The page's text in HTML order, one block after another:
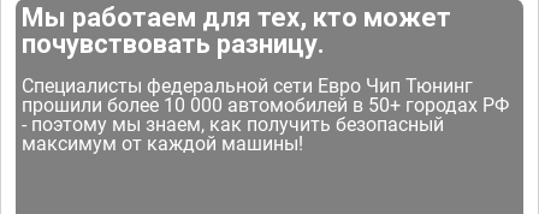
Мы работаем для тех, кто может
почувствовать разницу.
Специалисты федеральной сети Евро Чип Тюнинг
прошили более 10 000 автомобилей в 50+ городах РФ
- поэтому мы знаем, как получить безопасный
максимум от каждой машины!